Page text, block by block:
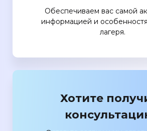
Обеспечиваем вас самой
информацией и
лагеря.
Хотите